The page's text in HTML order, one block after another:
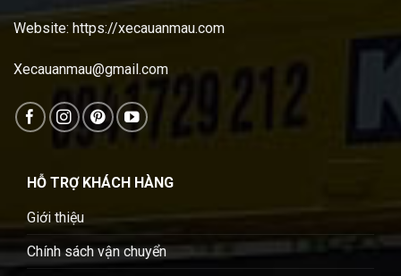
Website: https://xecauanmau.com
Xecauanmau@gmail.com
HỖ TRỢ KHÁCH HÀNG
Giới thiệu
Chính sách vận chuyển